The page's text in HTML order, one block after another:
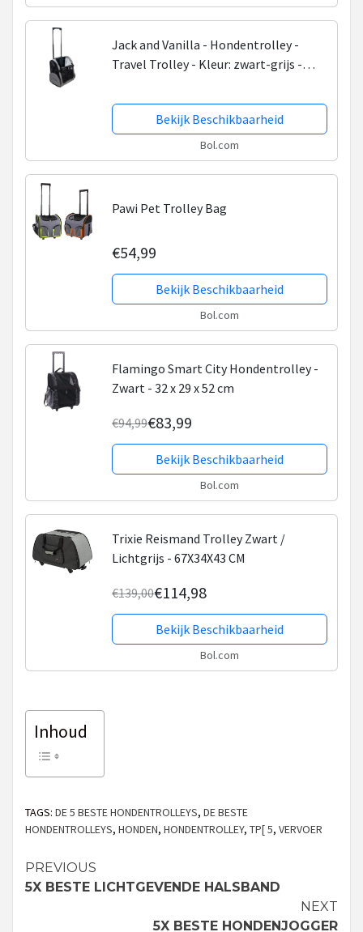
Jack and Vanilla - Hondentrolley -
Travel Trolley - Kleur: zwart-grijs -
Bekijk Beschikbaarheid
Bol.com
Pawi Pet Trolley Bag
€54,99
Bekijk Beschikbaarheid
Bol.com
Flamingo Smart City Hondentrolley -
Zwart - 32 x 29 x 52 cm
€94,99€83,99
Bekijk Beschikbaarheid
Bol.com
Trixie Reismand Trolley Zwart /
Lichtgrijs - 67X34X43 CM
€139,00€114,98
Bekijk Beschikbaarheid
Bol.com
Inhoud
TAGS: DE 5 BESTE HONDENTROLLEYS, DE BESTE
HONDENTROLLEYS, HONDEN, HONDENTROLLEY, TP[ 5, VERVOER
Continue
PREVIOUS
5X BESTE LICHTGEVENDE HALSBAND
NEXT
5X BESTE HONDENJOGGER